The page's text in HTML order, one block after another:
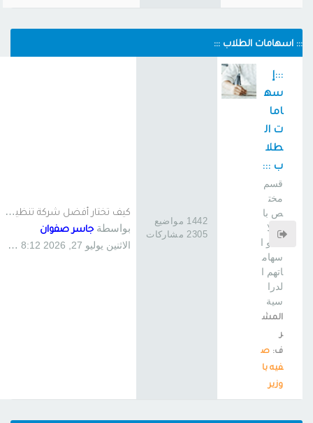
::: اسهامات الطلاب :::
:::إ
سه
اما
ت ال
طلا
ب :::
قسم
مخت
ص با
لطلا
ب و ا
سهام
اتهم ا
لدرا
سية
المش
ر
ف: ص
فيه با
وزير
1442 مواضيع
2305 مشاركات
ك
يف تختار أفضل شركة تنظيف منا…
بواسطة جاسر صفوان
الاثنين يوليو 27, 2026 8:12 am